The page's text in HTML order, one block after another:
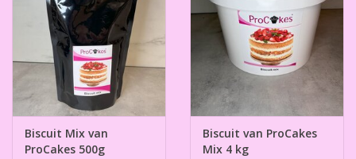
Biscuit Mix van
ProCakes 500g
Biscuit van ProCakes
Mix 4 kg